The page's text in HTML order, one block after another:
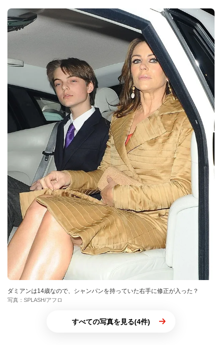
ダミアンは14歳なので、シャンパンを持っていた右手に修正が入った？
写真：SPLASH/アフロ
すべての写真を見る(4件)